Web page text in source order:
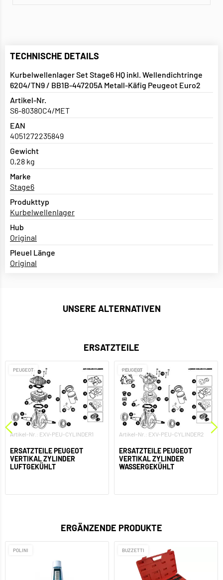
TECHNISCHE DETAILS
Kurbelwellenlager Set Stage6 HQ inkl. Wellendichtringe
6204/TN9 / BB1B-447205A Metall-Käfig Peugeot Euro2
Artikel-Nr.
S6-80380C4/MET
EAN
4051272235849
Gewicht
0,28 kg
Marke
Stage6
Produkttyp
Kurbelwellenlager
Hub
Original
Pleuel Länge
Original
UNSERE ALTERNATIVEN
ERSATZTEILE
PEUGEOT
Artikel-Nr.: EXV-PEU-CYLINDER1
ERSATZTEILE PEUGEOT
VERTIKAL ZYLINDER
LUFTGEKÜHLT
PEUGEOT
Artikel-Nr.: EXV-PEU-CYLINDER2
ERSATZTEILE PEUGEOT
VERTIKAL ZYLINDER
WASSERGEKÜHLT
ERGÄNZENDE PRODUKTE
POLINI BUZZETTI